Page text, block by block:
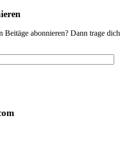
Beitäge abonnieren? Dann trage dich